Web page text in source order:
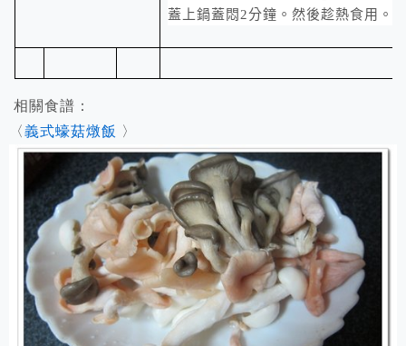
蓋上鍋蓋悶2分鐘。然後趁熱食用。
相關食譜：
〈義式蠔菇燉飯 〉